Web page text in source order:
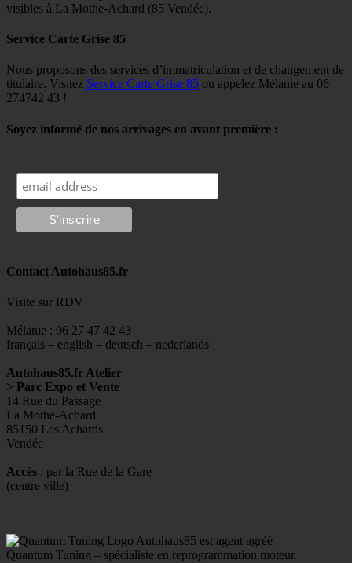
visibles à La Mothe-Achard (85 Vendée).
Service Carte Grise 85
Nous proposons des services d’immatriculation et de changement de
titulaire. Visitez Service Carte Grise 85 ou appelez Mélanie au 06
274742 43 !
Soyez informé de nos arrivages en avant première :
Contact Autohaus85.fr
Visite sur RDV
Mélanie : 06 27 47 42 43
français – english – deutsch – nederlands
Autohaus85.fr Atelier
> Parc Expo et Vente
14 Rue du Passage
La Mothe-Achard
85150 Les Achards
Vendée
Accès : par la Rue de la Gare
(centre ville)
Autohaus85 est agent agréé
Quantum Tuning – spécialiste en reprogrammation moteur.